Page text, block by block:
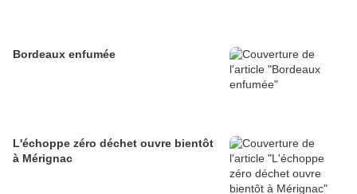
Bordeaux enfumée
L'échoppe zéro déchet ouvre bientôt
à Mérignac